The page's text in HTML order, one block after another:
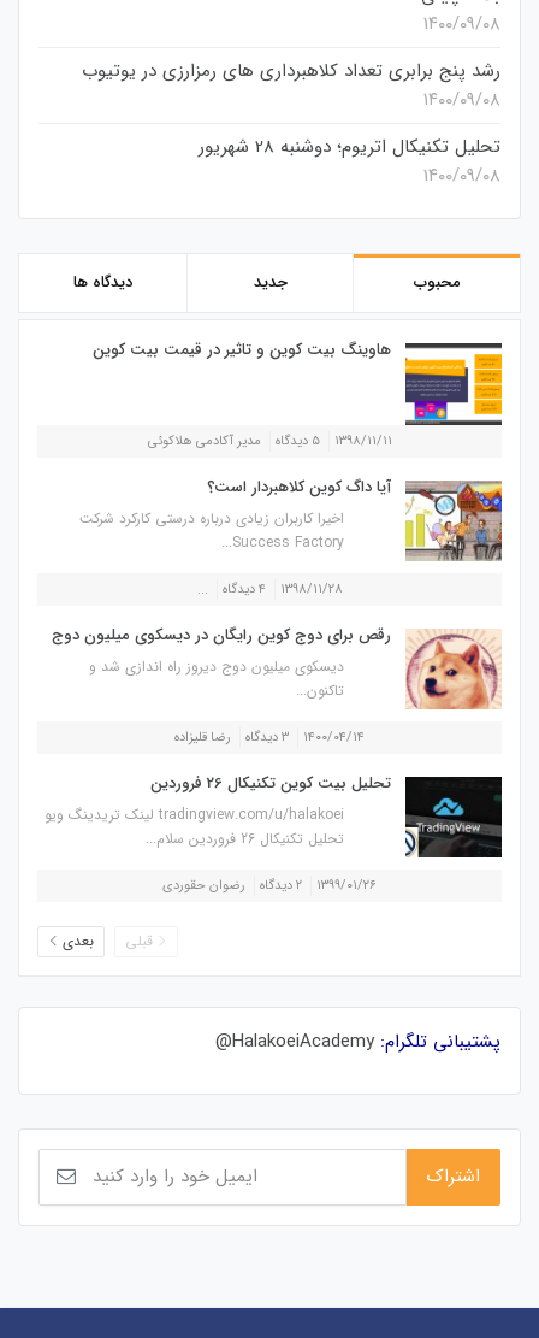
۱۴۰۰/۰۹/۰۸
رشد پنج برابری تعداد کلاهبرداری های رمزارزی در یوتیوب
۱۴۰۰/۰۹/۰۸
تحلیل تکنیکال اتریوم؛ دوشنبه 28 شهریور
۱۴۰۰/۰۹/۰۸
محبوب جدید دیدگاه ها
هاوینگ بیت کوین و تاثیر در قیمت بیت کوین
۱۳۹۸/۱۱/۱۱ ۵ دیدگاه مدیر آکادمی هلاکوئی
آیا داگ کوین کلاهبردار است؟
اخیرا کاربران زیادی درباره درستی کارکرد شرکت
Success Factory...
۱۳۹۸/۱۱/۲۸ ۴ دیدگاه ...
رقص برای دوج کوین رایگان در دیسکوی میلیون دوج
دیسکوی میلیون دوج دیروز راه اندازی شد و
تاکنون...
۱۴۰۰/۰۴/۱۴ ۳ دیدگاه رضا قلیزاده
تحلیل بیت کوین تکنیکال 26 فروردین
tradingview.com/u/halakoei لینک تریدینگ ویو
تحلیل تکنیکال 26 فروردین سلام...
۱۳۹۹/۰۱/۲۶ ۲ دیدگاه رضوان حقوردی
قبلی بعدی
پشتیبانی تلگرام: HalakoeiAcademy@